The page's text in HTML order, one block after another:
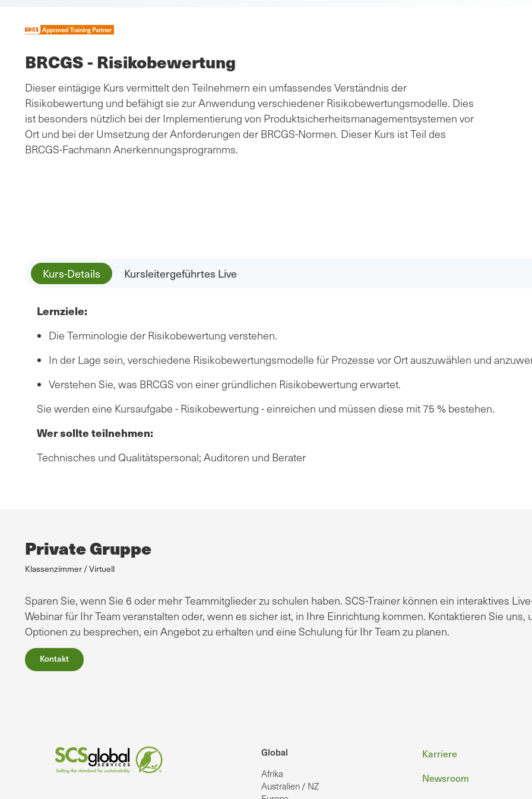
BRCGS - Risikobewertung
Dieser eintägige Kurs vermittelt den Teilnehmern ein umfassendes Verständnis der
Risikobewertung und befähigt sie zur Anwendung verschiedener Risikobewertungsmodelle. Dies
ist besonders nützlich bei der Implementierung von Produktsicherheitsmanagementsystemen vor
Ort und bei der Umsetzung der Anforderungen der BRCGS-Normen. Dieser Kurs ist Teil des
BRCGS-Fachmann Anerkennungsprogramms.
Kurs-Details Kursleitergeführtes Live
Lernziele:
Die Terminologie der Risikobewertung verstehen.
In der Lage sein, verschiedene Risikobewertungsmodelle für Prozesse vor Ort auszuwählen und
Verstehen Sie, was BRCGS von einer gründlichen Risikobewertung erwartet.
Sie werden eine Kursaufgabe - Risikobewertung - einreichen und müssen diese mit 75 % bestehen.
Wer sollte teilnehmen:
Technisches und Qualitätspersonal; Auditoren und Berater
Private Gruppe
Klassenzimmer / Virtuell
Sparen Sie, wenn Sie 6 oder mehr Teammitglieder zu schulen haben. SCS-Trainer können ein interaktives
Webinar für Ihr Team veranstalten oder, wenn es sicher ist, in Ihre Einrichtung kommen. Kontaktieren Sie uns,
Optionen zu besprechen, ein Angebot zu erhalten und eine Schulung für Ihr Team zu planen.
Kontakt
Global
Afrika
Australien / NZ
Fußzeile
Karriere
Newsroom